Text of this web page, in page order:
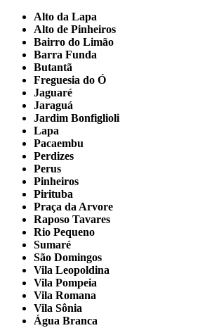
Alto da Lapa
Alto de Pinheiros
Bairro do Limão
Barra Funda
Butantã
Freguesia do Ó
Jaguaré
Jaraguá
Jardim Bonfiglioli
Lapa
Pacaembu
Perdizes
Perus
Pinheiros
Pirituba
Praça da Arvore
Raposo Tavares
Rio Pequeno
Sumaré
São Domingos
Vila Leopoldina
Vila Pompeia
Vila Romana
Vila Sônia
Água Branca